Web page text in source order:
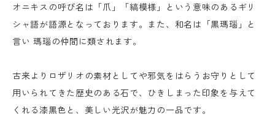
オニキスの呼び名は「爪」「縞模様」という意味のあるギリ
シャ語が語源となっております。また、和名は「黒瑪瑙」と
言い 瑪瑙の仲間に類されます。
古来よりロザリオの素材としてや邪気をはらうお守りとして
用いられてきた歴史のある石で、ひきしまった印象を与えて
くれる漆黒色と、美しい光沢が魅力の一品です。